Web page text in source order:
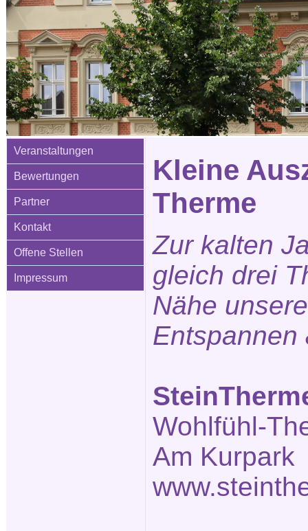
Veranstaltungen
Bewertungen
Partner
Kontakt
Offene Stellen
Impressum
Kleine
Therme
Zur kalten
gleich drei
Nähe
Entspannen
Wohlfühl-
Am